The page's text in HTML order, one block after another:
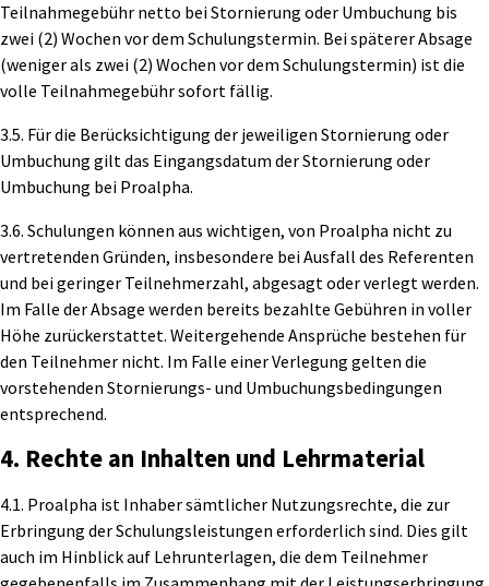
Teilnahmegebühr netto bei Stornierung oder Umbuchung bis
zwei (2) Wochen vor dem Schulungstermin. Bei späterer Absage
(weniger als zwei (2) Wochen vor dem Schulungstermin) ist die
volle Teilnahmegebühr sofort fällig.
3.5. Für die Berücksichtigung der jeweiligen Stornierung oder
Umbuchung gilt das Eingangsdatum der Stornierung oder
Umbuchung bei Proalpha.
3.6. Schulungen können aus wichtigen, von Proalpha nicht zu
vertretenden Gründen, insbesondere bei Ausfall des Referenten
und bei geringer Teilnehmerzahl, abgesagt oder verlegt werden.
Im Falle der Absage werden bereits bezahlte Gebühren in voller
Höhe zurückerstattet. Weitergehende Ansprüche bestehen für
den Teilnehmer nicht. Im Falle einer Verlegung gelten die
vorstehenden Stornierungs- und Umbuchungsbedingungen
entsprechend.
4. Rechte an Inhalten und Lehrmaterial
4.1. Proalpha ist Inhaber sämtlicher Nutzungsrechte, die zur
Erbringung der Schulungsleistungen erforderlich sind. Dies gilt
auch im Hinblick auf Lehrunterlagen, die dem Teilnehmer